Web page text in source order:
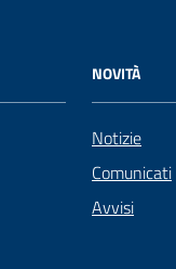
NOVITÀ
Notizie
Comunicati
Avvisi